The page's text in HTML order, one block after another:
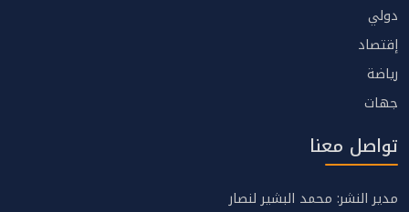
دولي
إقتصاد
رياضة
جهات
تواصل معنا
مدير النشر: محمد البشير لنصار